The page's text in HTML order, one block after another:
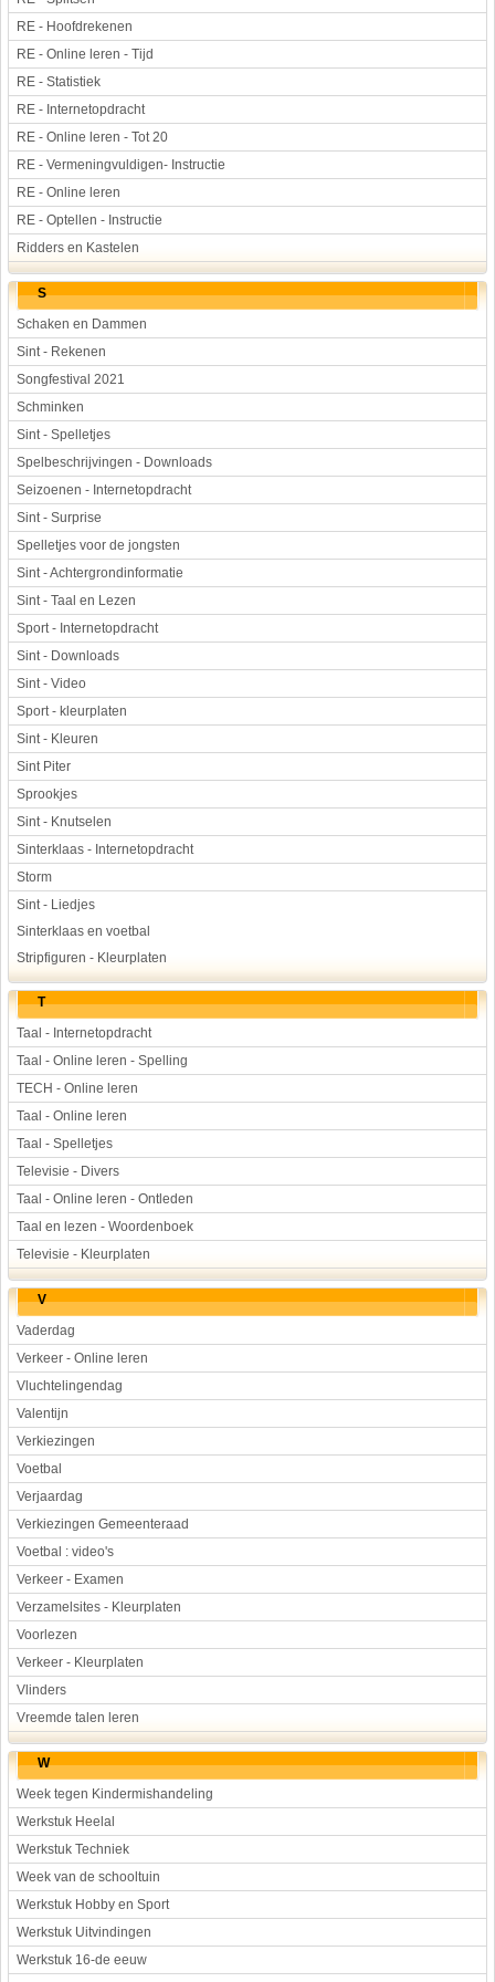
RE - Hoofdrekenen
RE - Online leren - Tijd
RE - Statistiek
RE - Internetopdracht
RE - Online leren - Tot 20
RE - Vermeningvuldigen- Instructie
RE - Online leren
RE - Optellen - Instructie
Ridders en Kastelen
S
Schaken en Dammen
Sint - Rekenen
Songfestival 2021
Schminken
Sint - Spelletjes
Spelbeschrijvingen - Downloads
Seizoenen - Internetopdracht
Sint - Surprise
Spelletjes voor de jongsten
Sint - Achtergrondinformatie
Sint - Taal en Lezen
Sport - Internetopdracht
Sint - Downloads
Sint - Video
Sport - kleurplaten
Sint - Kleuren
Sint Piter
Sprookjes
Sint - Knutselen
Sinterklaas - Internetopdracht
Storm
Sint - Liedjes
Sinterklaas en voetbal
Stripfiguren - Kleurplaten
T
Taal - Internetopdracht
Taal - Online leren - Spelling
TECH - Online leren
Taal - Online leren
Taal - Spelletjes
Televisie - Divers
Taal - Online leren - Ontleden
Taal en lezen - Woordenboek
Televisie - Kleurplaten
V
Vaderdag
Verkeer - Online leren
Vluchtelingendag
Valentijn
Verkiezingen
Voetbal
Verjaardag
Verkiezingen Gemeenteraad
Voetbal : video's
Verkeer - Examen
Verzamelsites - Kleurplaten
Voorlezen
Verkeer - Kleurplaten
Vlinders
Vreemde talen leren
W
Week tegen Kindermishandeling
Werkstuk Heelal
Werkstuk Techniek
Week van de schooltuin
Werkstuk Hobby en Sport
Werkstuk Uitvindingen
Werkstuk 16-de eeuw